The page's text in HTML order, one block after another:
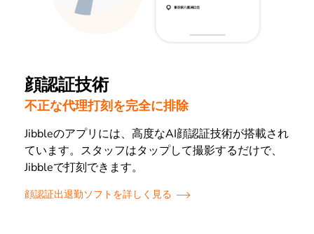
顔認証技術
不正な代理打刻を完全に排除
Jibbleのアプリには、高度なAI顔認証技術が搭載され
ています。スタッフはタップして撮影するだけで、
Jibbleで打刻できます。
顔認証出退勤ソフトを詳しく見る